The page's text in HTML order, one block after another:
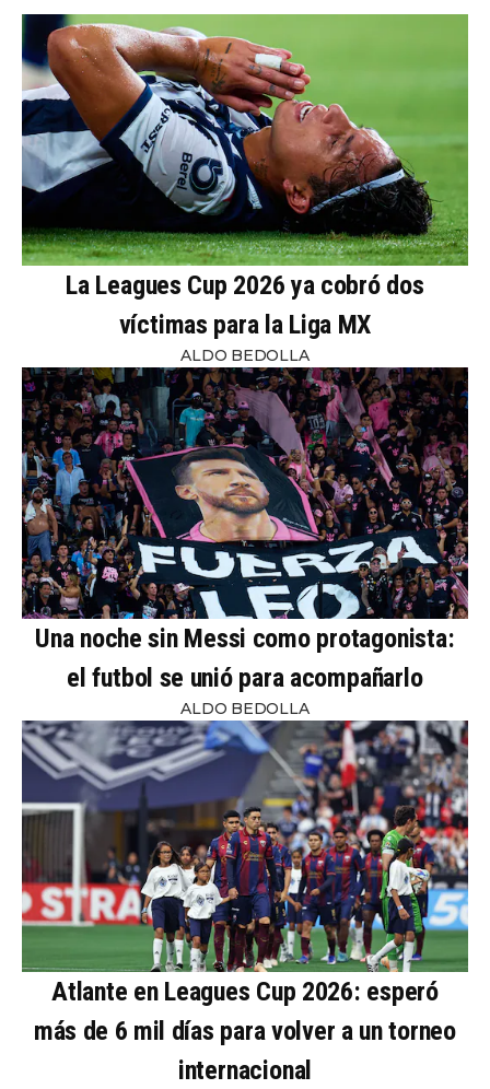
La Leagues Cup 2026 ya cobró dos
víctimas para la Liga MX
ALDO BEDOLLA
Una noche sin Messi como protagonista:
el futbol se unió para acompañarlo
ALDO BEDOLLA
Atlante en Leagues Cup 2026: esperó
más de 6 mil días para volver a un torneo
internacional